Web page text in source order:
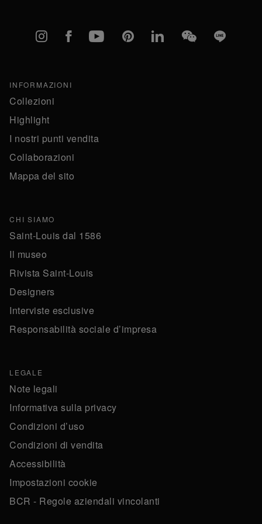
Instagram
FacebookYouTubePinterestlinkedInWeChatLine
INFORMAZIONI
Collezioni
Highlight
I nostri punti vendita
Collaborazioni
Mappa del sito
CHI SIAMO
Saint-Louis dal 1586
Il museo
Rivista Saint-Louis
Designers
Interviste esclusive
Responsabilità sociale d’impresa
LEGALE
Note legali
Informativa sulla privacy
Condizioni d’uso
Condizioni di vendita
Accessibilità
Impostazioni cookie
BCR - Regole aziendali vincolanti